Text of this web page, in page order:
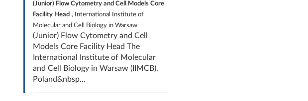
(Junior) Flow Cytometry and Cell Models Core
Facility Head , International Institute of
Molecular and Cell Biology in Warsaw
(Junior) Flow Cytometry and Cell
Models Core Facility Head The
International Institute of Molecular
and Cell Biology in Warsaw (IIMCB),
Poland&nbsp...